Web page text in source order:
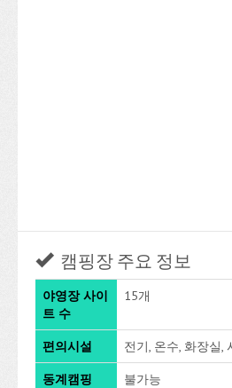
캠핑장 주요 정보
야영장 사이
트 수
15개
편의시설 전기, 온수, 화장실,
동계캠핑 불가능